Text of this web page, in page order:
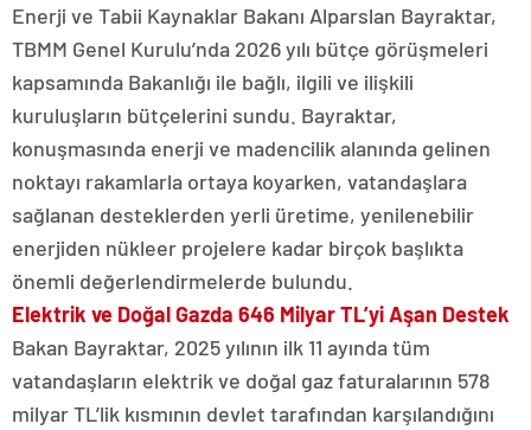
Enerji ve Tabii Kaynaklar Bakanı Alparslan Bayraktar,
TBMM Genel Kurulu’nda 2026 yılı bütçe görüşmeleri
kapsamında Bakanlığı ile bağlı, ilgili ve ilişkili
kuruluşların bütçelerini sundu. Bayraktar,
konuşmasında enerji ve madencilik alanında gelinen
noktayı rakamlarla ortaya koyarken, vatandaşlara
sağlanan desteklerden yerli üretime, yenilenebilir
enerjiden nükleer projelere kadar birçok başlıkta
önemli değerlendirmelerde bulundu.
Elektrik ve Doğal Gazda 646 Milyar TL’yi Aşan Destek
Bakan Bayraktar, 2025 yılının ilk 11 ayında tüm
vatandaşların elektrik ve doğal gaz faturalarının 578
milyar TL’lik kısmının devlet tarafından karşılandığını